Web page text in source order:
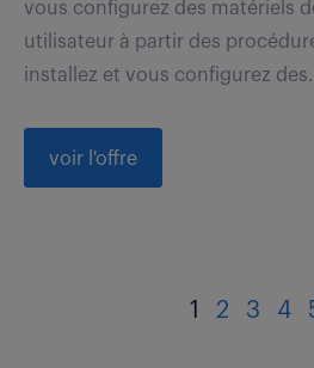
vous configurez des matériels
utilisateur à partir des
installez et vous configurez
voir l'offre
1 2 3 4